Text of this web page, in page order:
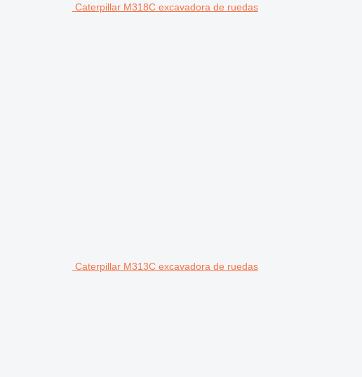
Caterpillar M318C excavadora de ruedas
Caterpillar M313C excavadora de ruedas